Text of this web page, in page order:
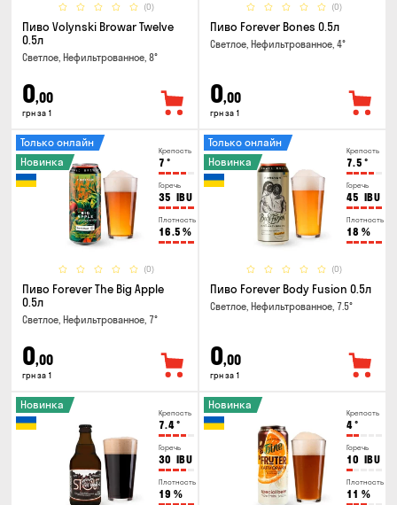
(0)
Пиво Volynski Browar Twelve
0.5л
Светлое, Нефильтрованное, 8°
0,00
грн за 1
(0)
Пиво Forever Bones 0.5л
Светлое, Нефильтрованное, 4°
0,00
грн за 1
Крепость
7 °
Горечь
35 IBU
Плотность
16.5 %
(0)
Только онлайн
Новинка
Пиво Forever The Big Apple
0.5л
Светлое, Нефильтрованное, 7°
0,00
грн за 1
Крепость
7.5 °
Горечь
45 IBU
Плотность
18 %
(0)
Только онлайн
Новинка
Пиво Forever Body Fusion 0.5л
Светлое, Нефильтрованное, 7.5°
0,00
грн за 1
Крепость
7.4°
Горечь
30 IBU
Плотность
19 %
Новинка
Крепость
4°
Горечь
10 IBU
Плотность
11 %
Новинка